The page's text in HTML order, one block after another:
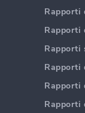
Rapporti
Rapporti
Rapporti
Rapporti
Rapporti
Rapporti